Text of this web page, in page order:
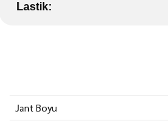
Lastik:
Jant Boyu